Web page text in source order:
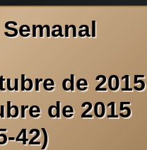
de 2015
de 2015
42)